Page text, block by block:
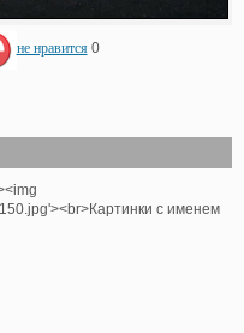
не нравится 0
с именем